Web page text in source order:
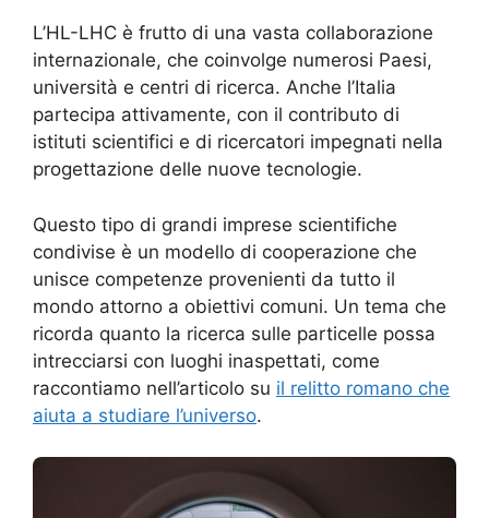
L’HL-LHC è frutto di una vasta collaborazione
internazionale, che coinvolge numerosi Paesi,
università e centri di ricerca. Anche l’Italia
partecipa attivamente, con il contributo di
istituti scientifici e di ricercatori impegnati nella
progettazione delle nuove tecnologie.
Questo tipo di grandi imprese scientifiche
condivise è un modello di cooperazione che
unisce competenze provenienti da tutto il
mondo attorno a obiettivi comuni. Un tema che
ricorda quanto la ricerca sulle particelle possa
intrecciarsi con luoghi inaspettati, come
raccontiamo nell’articolo su il relitto romano che
aiuta a studiare l’universo.